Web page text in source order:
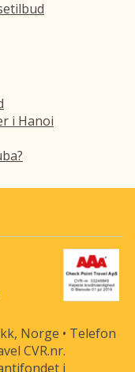
i Hanoi
Norge • Telefon
CVR.nr.
i